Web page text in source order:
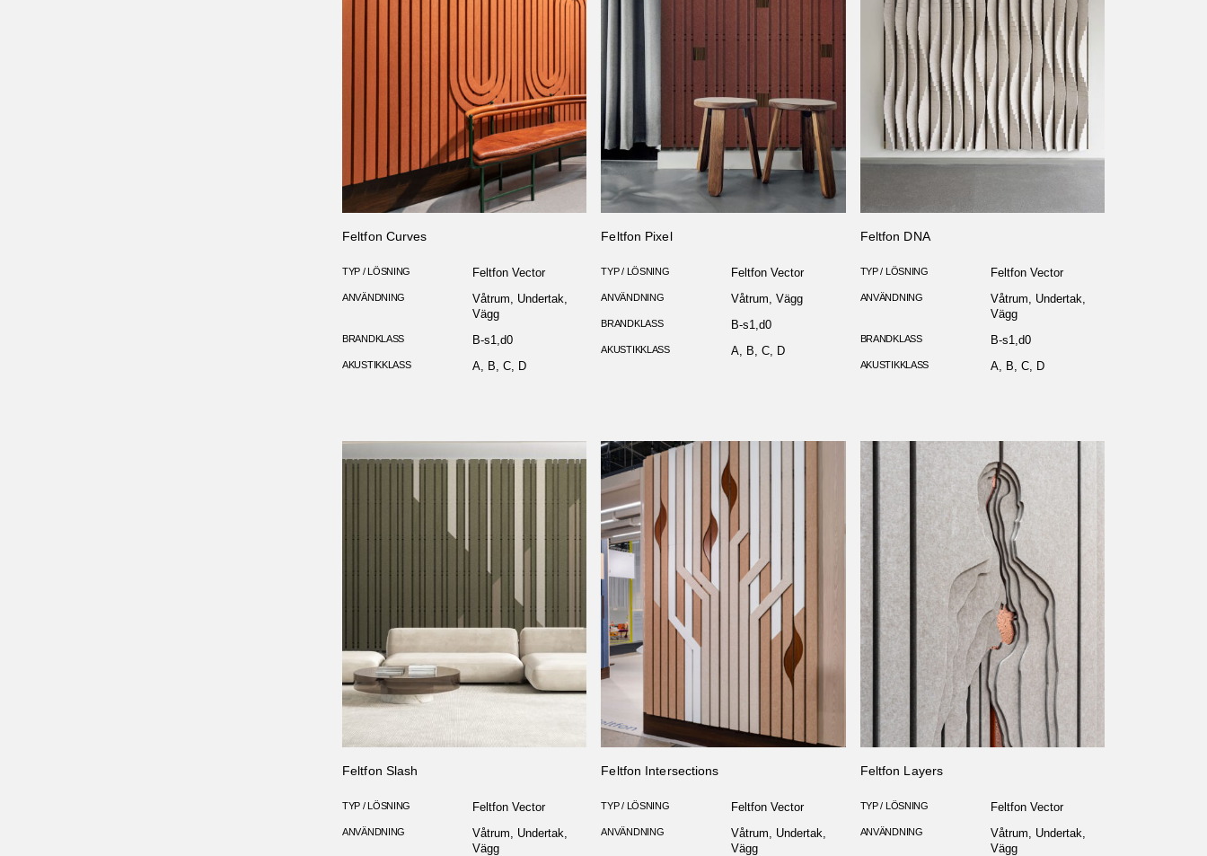
Feltfon Curves
TYP / LÖSNING Feltfon Vector
ANVÄNDNING
Våtrum, Undertak,
Vägg
BRANDKLASS B-s1,d0
AKUSTIKKLASS A, B, C, D
Feltfon Pixel
TYP / LÖSNING Feltfon Vector
ANVÄNDNING Våtrum, Vägg
BRANDKLASS B-s1,d0
AKUSTIKKLASS A, B, C, D
Feltfon DNA
TYP / LÖSNING Feltfon Vector
ANVÄNDNING
Våtrum, Undertak,
Vägg
BRANDKLASS B-s1,d0
AKUSTIKKLASS A, B, C, D
Feltfon Slash
TYP / LÖSNING Feltfon Vector
ANVÄNDNING
Våtrum, Undertak,
Vägg
Feltfon Intersections
TYP / LÖSNING Feltfon Vector
ANVÄNDNING
Våtrum, Undertak,
Vägg
Feltfon Layers
TYP / LÖSNING Feltfon Vector
ANVÄNDNING
Våtrum, Undertak,
Vägg